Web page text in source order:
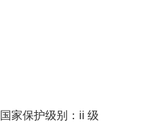
国家保护级别：ii 级